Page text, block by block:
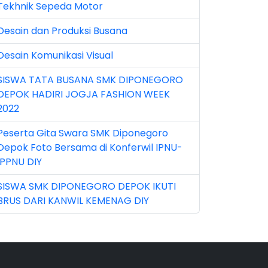
2026 (5)
2023 (8)
2024 (1)
2026 (3)
2026 (16)
2022 (101)
2023 (5)
2025 (15)
2024 (2)
Sepeda Motor
dan Produksi Busana
Komunikasi Visual
TATA BUSANA SMK DIPONEGORO
HADIRI JOGJA FASHION WEEK
Gita Swara SMK Diponegoro
Foto Bersama di Konferwil IPNU-
DIY
SMK DIPONEGORO DEPOK IKUTI
DARI KANWIL KEMENAG DIY